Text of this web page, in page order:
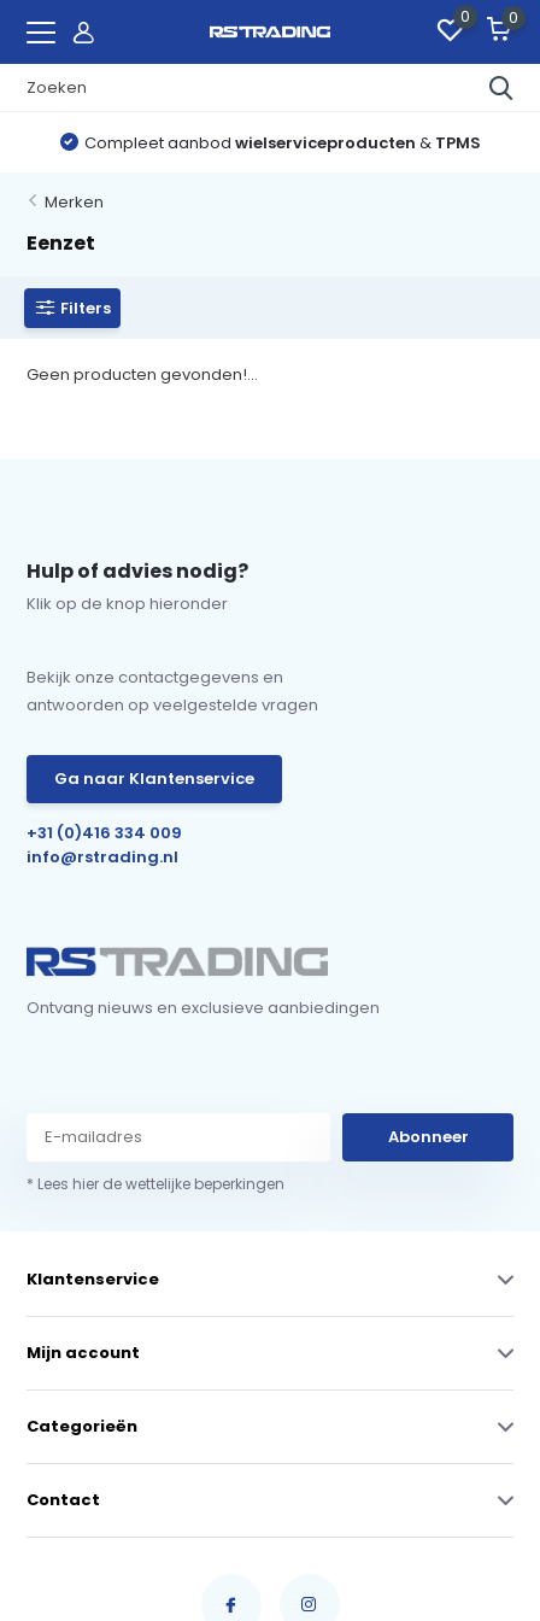
0 0
Compleet aanbod wielserviceproducten & TPMS
Merken
Eenzet
Filters
Geen producten gevonden!...
Hulp of advies nodig?
Klik op de knop hieronder
Bekijk onze contactgegevens en
antwoorden op veelgestelde vragen
Ga naar Klantenservice
+31 (0)416 334 009
info@rstrading.nl
Ontvang nieuws en exclusieve aanbiedingen
Abonneer
* Lees hier de wettelijke beperkingen
Klantenservice
Mijn account
Categorieën
Contact